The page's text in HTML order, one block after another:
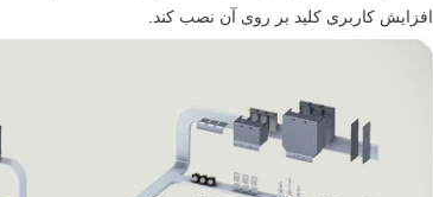
افزایش کاربری کلید بر روی آن نصب کند.